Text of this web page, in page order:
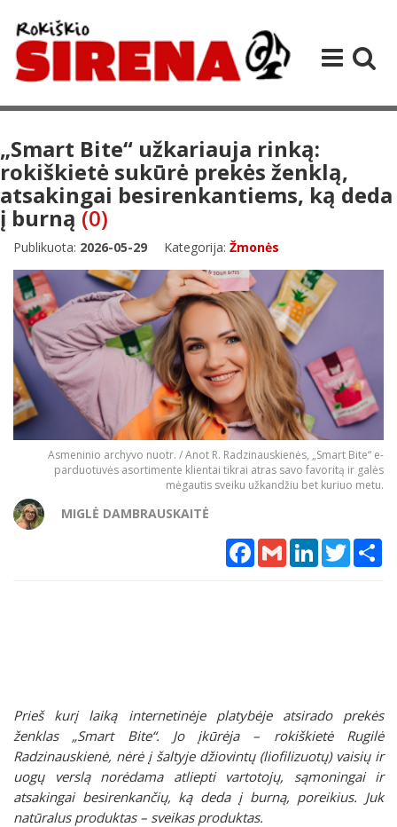
„Smart Bite“ užkariauja rinką:
rokiškietė sukūrė prekės ženklą,
atsakingai besirenkantiems, ką deda
į burną (0)
Publikuota: 2026-05-29 Kategorija: Žmonės
Asmeninio archyvo nuotr. / Anot R. Radzinauskienės, „Smart Bite“ e-
parduotuvės asortimente klientai tikrai atras savo favoritą ir galės
mėgautis sveiku užkandžiu bet kuriuo metu.
MIGLĖ DAMBRAUSKAITĖ
Facebook
Gmail LinkedInTwitter
Prieš kurį laiką internetinėje platybėje atsirado prekės
ženklas „Smart Bite“. Jo įkūrėja – rokiškietė Rugilė
Radzinauskienė, nėrė į šaltyje džiovintų (liofilizuotų) vaisių ir
uogų verslą norėdama atliepti vartotojų, sąmoningai ir
atsakingai besirenkančių, ką deda į burną, poreikius. Juk
natūralus produktas – sveikas produktas.